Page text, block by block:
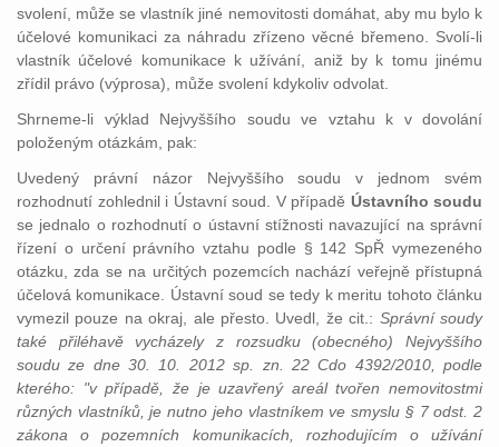
svolení, může se vlastník jiné nemovitosti domáhat, aby mu bylo k
účelové komunikaci za náhradu zřízeno věcné břemeno. Svolí-li
vlastník účelové komunikace k užívání, aniž by k tomu jinému
zřídil právo (výprosa), může svolení kdykoliv odvolat.
Shrneme-li výklad Nejvyššího soudu ve vztahu k v dovolání
položeným otázkám, pak:
Uvedený právní názor Nejvyššího soudu v jednom svém
rozhodnutí zohlednil i Ústavní soud. V případě Ústavního soudu
se jednalo o rozhodnutí o ústavní stížnosti navazující na správní
řízení o určení právního vztahu podle § 142 SpŘ vymezeného
otázku, zda se na určitých pozemcích nachází veřejně přístupná
účelová komunikace. Ústavní soud se tedy k meritu tohoto článku
vymezil pouze na okraj, ale přesto. Uvedl, že cit.: Správní soudy
také přiléhavě vycházely z rozsudku (obecného) Nejvyššího
soudu ze dne 30. 10. 2012 sp. zn. 22 Cdo 4392/2010, podle
kterého: "v případě, že je uzavřený areál tvořen nemovitostmi
různých vlastníků, je nutno jeho vlastníkem ve smyslu § 7 odst. 2
zákona o pozemních komunikacích, rozhodujícím o užívání